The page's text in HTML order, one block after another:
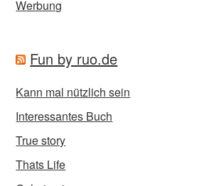
Werbung
Fun by ruo.de
Kann mal nützlich sein
Interessantes Buch
True story
Thats Life